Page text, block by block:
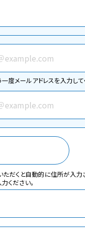
度メールアドレスを入力して
だくと自動的に住所が入力
ください。